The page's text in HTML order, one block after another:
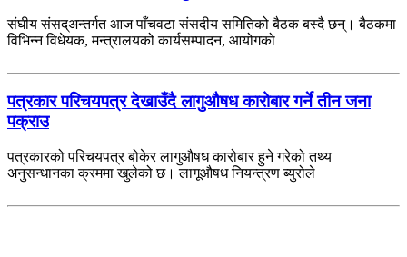
संघीय संसद्अन्तर्गत आज पाँचवटा संसदीय समितिको बैठक बस्दै छन्। बैठकमा
विभिन्न विधेयक, मन्त्रालयको कार्यसम्पादन, आयोगको
पत्रकार परिचयपत्र देखाउँदै लागुऔषध कारोबार गर्ने तीन जना
पक्राउ
पत्रकारको परिचयपत्र बोकेर लागुऔषध कारोबार हुने गरेको तथ्य
अनुसन्धानका क्रममा खुलेको छ। लागूऔषध नियन्त्रण ब्युरोले